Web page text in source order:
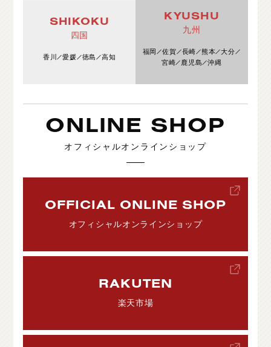
SHIKOKU
四国
香川 愛媛 徳島 高知
KYUSHU
九州
福岡 佐賀 長崎 熊本
大分
宮崎
鹿児島 沖縄
ONLINE SHOP
オフィシャルオンラインショップ
OFFICIAL ONLINE SHOP
オフィシャルオンラインショップ
RAKUTEN
楽天市場